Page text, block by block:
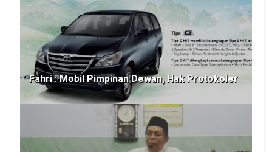
Fahri : Mobil Pimpinan Dewan, Hak Protokoler